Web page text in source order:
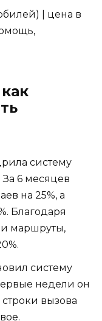
| цена в
систему
За 6 месяцев
на 25%, а
Благодаря
маршруты,
систему
недели он
вызова